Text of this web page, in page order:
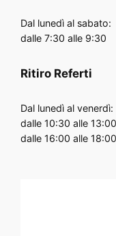
Dal lunedì al sabato:
dalle 7:30 alle 9:30
Ritiro Referti
Dal lunedì al venerdì:
dalle 10:30 alle 13:00
dalle 16:00 alle 18:00